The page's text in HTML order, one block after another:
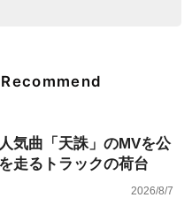
Recommend
気曲「天誅」のMVを公
走るトラックの荷台
2026/8/7